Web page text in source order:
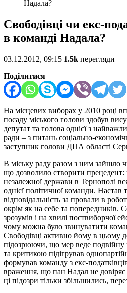
Надала?
Свободівці чи екс-
в команді Надала?
03.12.2012, 09:15 1.5k перегляди
Поділитися
На місцевих виборах у 2010 році
посаду міського голови здобув
депутат та голова однієї з
ради – з питань соціально-
заступник голови ДПА області
В міську раду разом з ним зайшло
що дозволило створити прецедент:
незалежної держави в Тернополі
однієї політичної команди. Настав
відповідальність за провали в
окрім як на себе та попередників.
зрозумів і на хвилі поствиборчої
чому можна було звинуватити
Свободівці активно йому в цьому
підозрюючи, що мер веде подвійну
та критикою підігрував
формував команду з екс-
враження, що пан Надал не довіряє
ці підозри тільки збільшились,